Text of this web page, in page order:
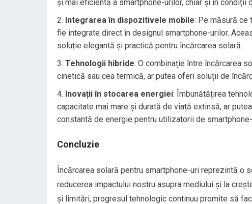
și mai eficientă a smartphone-urilor, chiar și în condiții
Integrarea în dispozitivele mobile: Pe măsură ce
fie integrate direct în designul smartphone-urilor.
soluție elegantă și practică pentru încărcarea solară.
Tehnologii hibride: O combinație între încărcarea
cinetică sau cea termică, ar putea oferi soluții de
Inovații în stocarea energiei: Îmbunătățirea
capacitate mai mare și durată de viață extinsă, ar
constantă de energie pentru utilizatorii de
Concluzie
Încărcarea solară pentru smartphone-uri reprezintă o
reducerea impactului nostru asupra mediului și la
și limitări, progresul tehnologic continuu promite să